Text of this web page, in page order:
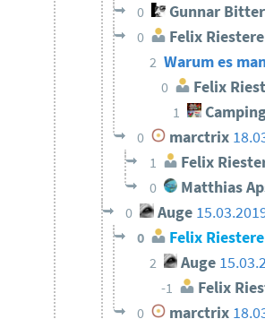
0 Gunnar
0 Felix
2 Warum es
0 Felix
1
0 marctrix
1 Felix
0 Matthias
0 Auge
0 Felix
2 Auge
-1 Felix
0 marctrix